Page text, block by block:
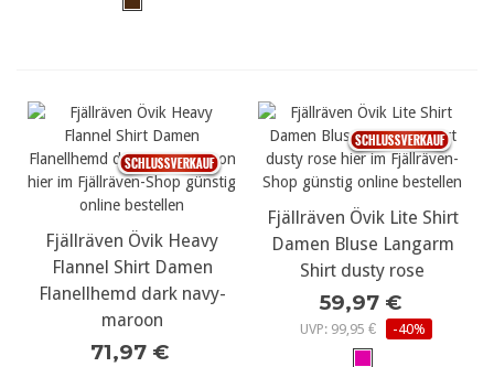
Fjällräven Övik Heavy
Flannel Shirt Damen
Flanellhemd dark navy-
maroon
71,97 €
Fjällräven Övik Lite Shirt
Damen Bluse Langarm
Shirt dusty rose
59,97 €
UVP: 99,95 € -40%